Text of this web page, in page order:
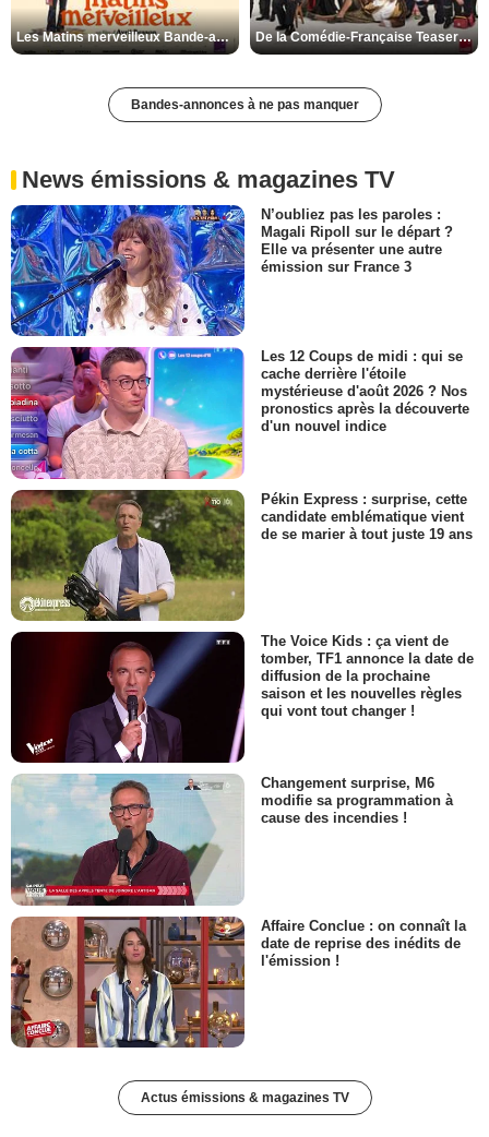
Les Matins merveilleux Bande-annonce VF De la Comédie-Française Teaser VF
Bandes-annonces à ne pas manquer
News émissions & magazines TV
N’oubliez pas les paroles :
Magali Ripoll sur le départ ?
Elle va présenter une autre
émission sur France 3
Les 12 Coups de midi : qui se
cache derrière l'étoile
mystérieuse d'août 2026 ? Nos
pronostics après la découverte
d'un nouvel indice
Pékin Express : surprise, cette
candidate emblématique vient
de se marier à tout juste 19 ans
The Voice Kids : ça vient de
tomber, TF1 annonce la date de
diffusion de la prochaine
saison et les nouvelles règles
qui vont tout changer !
Changement surprise, M6
modifie sa programmation à
cause des incendies !
Affaire Conclue : on connaît la
date de reprise des inédits de
l'émission !
Actus émissions & magazines TV